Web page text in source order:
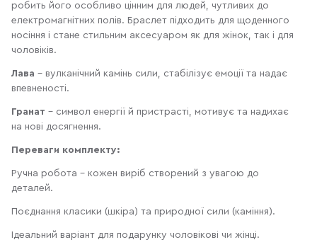
робить його особливо цінним для людей, чутливих до
електромагнітних полів. Браслет підходить для щоденного
носіння і стане стильним аксесуаром як для жінок, так і для
чоловіків.
Лава – вулканічний камінь сили, стабілізує емоції та надає
впевненості.
Гранат – символ енергії й пристрасті, мотивує та надихає
на нові досягнення.
Переваги комплекту:
Ручна робота – кожен виріб створений з увагою до
деталей.
Поєднання класики (шкіра) та природної сили (каміння).
Ідеальний варіант для подарунку чоловікові чи жінці.